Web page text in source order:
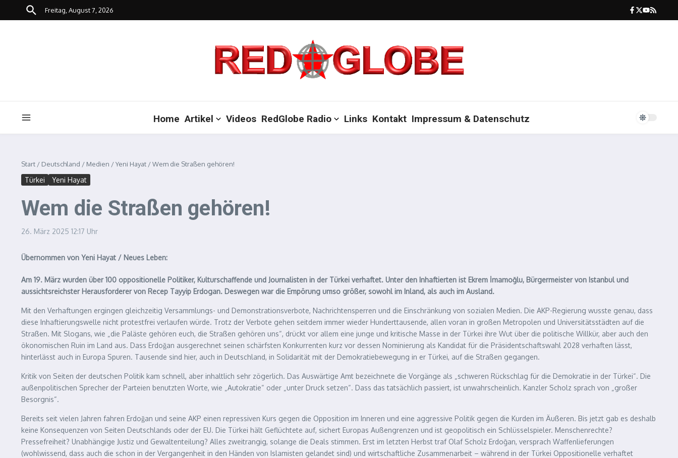
Zum Inhalt springen
Freitag, August 7, 2026
Home Artikel Videos RedGlobe Radio Links Kontakt Impressum & Datenschutz
Start / Deutschland / Medien /Yeni Hayat /Wem die Straßen gehören!
Türkei Yeni Hayat
Wem die Straßen gehören!
26. März 2025 12:17 Uhr
Übernommen von Yeni Hayat / Neues Leben:
Am 19. März wurden über 100 oppositionelle Politiker, Kulturschaffende und Journalisten in der Türkei verhaftet. Unter den Inhaftierten ist Ekrem İmamoğlu, Bürgermeister von Istanbul und
aussichtsreichster Herausforderer von Recep Tayyip Erdogan. Deswegen war die Empörung umso größer, sowohl im Inland, als auch im Ausland.
Mit den Verhaftungen ergingen gleichzeitig Versammlungs- und Demonstrationsverbote, Nachrichtensperren und die Einschränkung von sozialen Medien. Die AKP-Regierung wusste genau, dass
diese Inhaftierungswelle nicht protestfrei verlaufen würde. Trotz der Verbote gehen seitdem immer wieder Hunderttausende, allen voran in großen Metropolen und Universitätsstädten auf die
Straßen. Mit Slogans, wie „die Paläste gehören euch, die Straßen gehören uns“, drückt vor allem eine junge und kritische Masse in der Türkei ihre Wut über die politische Willkür, aber auch den
ökonomischen Ruin im Land aus. Dass Erdoǧan ausgerechnet seinen schärfsten Konkurrenten kurz vor dessen Nominierung als Kandidat für die Präsidentschaftswahl 2028 verhaften lässt,
hinterlässt auch in Europa Spuren. Tausende sind hier, auch in Deutschland, in Solidarität mit der Demokratiebewegung in er Türkei, auf die Straßen gegangen.
Kritik von Seiten der deutschen Politik kam schnell, aber inhaltlich sehr zögerlich. Das Auswärtige Amt bezeichnete die Vorgänge als „schweren Rückschlag für die Demokratie in der Türkei“. Die
außenpolitischen Sprecher der Parteien benutzten Worte, wie „Autokratie“ oder „unter Druck setzen“. Dass das tatsächlich passiert, ist unwahrscheinlich. Kanzler Scholz sprach von „großer
Besorgnis“.
Bereits seit vielen Jahren fahren Erdoǧan und seine AKP einen repressiven Kurs gegen die Opposition im Inneren und eine aggressive Politik gegen die Kurden im Äußeren. Bis jetzt gab es deshalb
keine Konsequenzen von Seiten Deutschlands oder der EU. Die Türkei hält Geflüchtete auf, sichert Europas Außengrenzen und ist geopolitisch ein Schlüsselspieler. Menschenrechte?
Pressefreiheit? Unabhängige Justiz und Gewaltenteilung? Alles zweitrangig, solange die Deals stimmen. Erst im letzten Herbst traf Olaf Scholz Erdoğan, versprach Waffenlieferungen
(wohlwissend, dass auch die schon in der Vergangenheit in den Händen von Islamisten gelandet sind) und wirtschaftliche Zusammenarbeit – während in der Türkei Oppositionelle verhaftet